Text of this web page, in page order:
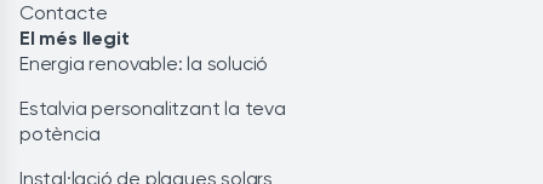
Contacte
El més llegit
Energia renovable: la solució
Estalvia personalitzant la teva
potència
Instal·lació de plaques solars